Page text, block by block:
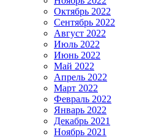
Октябрь 2022
Сентябрь 2022
Август 2022
Июль 2022
Июнь 2022
Май 2022
Апрель 2022
Март 2022
Февраль 2022
Январь 2022
Декабрь 2021
Ноябрь 2021